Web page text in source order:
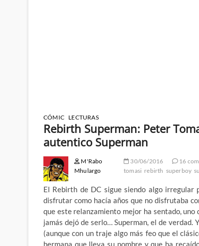
CÓMIC LECTURAS
Rebirth Superman: Peter
autentico Superman
M'Rabo
Mhulargo
30/06/2016 16
tomasi rebirth superboy
El Rebirth de DC sigue siendo algo irregular
disfrutar como hacía años que no disfrutaba
que este relanzamiento mejor ha sentado,
jamás dejó de serlo… Superman, el de
(aunque con un traje algo más feo que el